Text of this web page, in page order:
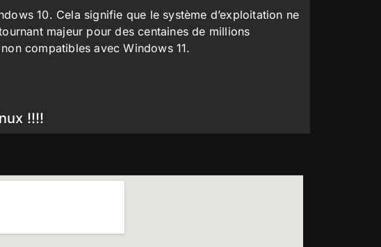
10. Cela signifie que le système d’exploitation ne
majeur pour des centaines de millions
compatibles avec Windows 11.
!!!!